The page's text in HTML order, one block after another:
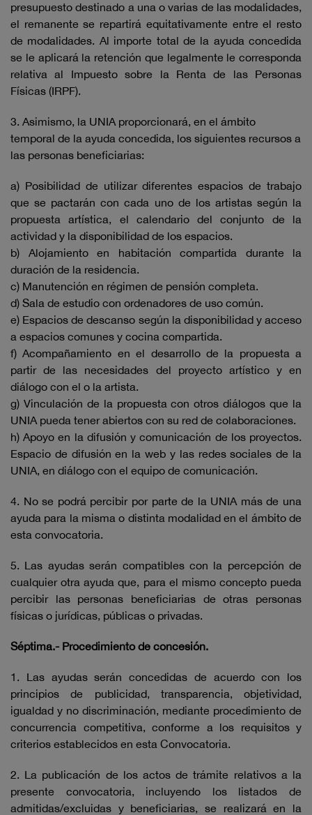
presupuesto destinado a una o varias de las modalidades,
el remanente se repartirá equitativamente entre el resto
de modalidades. Al importe total de la ayuda concedida
se le aplicará la retención que legalmente le corresponda
relativa al Impuesto sobre la Renta de las Personas
Físicas (IRPF).
3. Asimismo, la UNIA proporcionará, en el ámbito
temporal de la ayuda concedida, los siguientes recursos a
las personas beneficiarias:
a) Posibilidad de utilizar diferentes espacios de trabajo
que se pactarán con cada uno de los artistas según la
propuesta artística, el calendario del conjunto de la
actividad y la disponibilidad de los espacios.
b) Alojamiento en habitación compartida durante la
duración de la residencia.
c) Manutención en régimen de pensión completa.
d) Sala de estudio con ordenadores de uso común.
e) Espacios de descanso según la disponibilidad y acceso
a espacios comunes y cocina compartida.
f) Acompañamiento en el desarrollo de la propuesta a
partir de las necesidades del proyecto artístico y en
diálogo con el o la artista.
g) Vinculación de la propuesta con otros diálogos que la
UNIA pueda tener abiertos con su red de colaboraciones.
h) Apoyo en la difusión y comunicación de los proyectos.
Espacio de difusión en la web y las redes sociales de la
UNIA, en diálogo con el equipo de comunicación.
4. No se podrá percibir por parte de la UNIA más de una
ayuda para la misma o distinta modalidad en el ámbito de
esta convocatoria.
5. Las ayudas serán compatibles con la percepción de
cualquier otra ayuda que, para el mismo concepto pueda
percibir las personas beneficiarias de otras personas
físicas o jurídicas, públicas o privadas.
Séptima.- Procedimiento de concesión.
1. Las ayudas serán concedidas de acuerdo con los
principios de publicidad, transparencia, objetividad,
igualdad y no discriminación, mediante procedimiento de
concurrencia competitiva, conforme a los requisitos y
criterios establecidos en esta Convocatoria.
2. La publicación de los actos de trámite relativos a la
presente convocatoria, incluyendo los listados de
admitidas/excluidas y beneficiarias, se realizará en la